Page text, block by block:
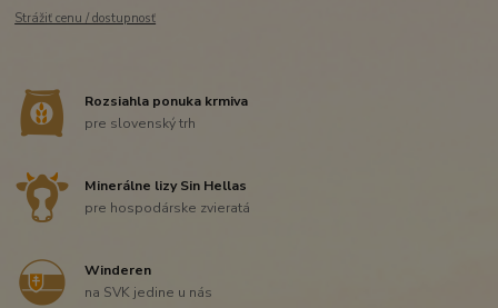
Strážiť cenu / dostupnosť
Rozsiahla ponuka krmiva
pre slovenský trh
Minerálne lizy Sin Hellas
pre hospodárske zvieratá
Winderen
na SVK jedine u nás